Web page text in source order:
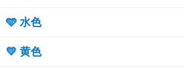
🩵 水色
💛 黄色